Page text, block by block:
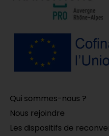
Qui sommes-nous ?
Nous rejoindre
Les dispositifs de